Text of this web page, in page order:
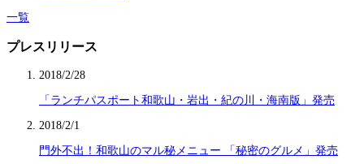
一覧
プレスリリース
2018/2/28
「ランチパスポート和歌山・岩出・紀の川・海南版」発売
2018/2/1
門外不出！和歌山のマル秘メニュー 「秘密のグルメ」発売